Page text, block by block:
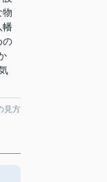
物
幡
の
見方